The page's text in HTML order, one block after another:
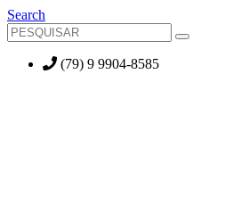
Search
(79) 9 9904-8585